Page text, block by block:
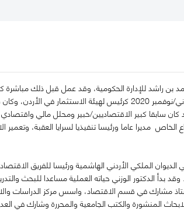
بن راشد للإدارة الحكومية، وقد عمل قبل ذلك
سابقا كبير الاقتصاديين/خبير ومحلل مالي
إسناد للاستشارات، وعمل بين الفترة 2006-2011 في القطاع الخاص مديرا عاما ورئيسا تنفيذيا لسرايا
في الديوان الملكي الأردني الهاشمية ورئيسا للفريق
بدأ الدكتور الوزني حياته العملية مساعدا للبحث
مشارك في قسم الاقتصاد، واسس مركز الدراسات
المنشورة والكتب الجامعية والمحررة وشارك في